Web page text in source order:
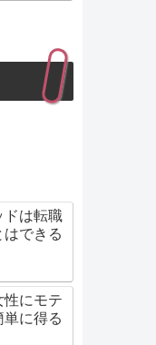
ドは転職
はできる
性にモテ
単に得る